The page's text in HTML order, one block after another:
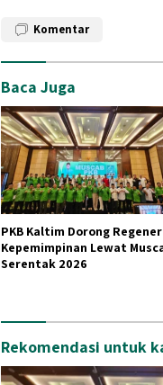
Komentar
Baca Juga
PKB Kaltim Dorong
Kepemimpinan Lewat
Serentak 2026
Rekomendasi untuk